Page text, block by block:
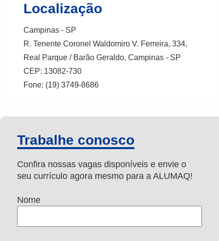
Localização
Campinas - SP
R. Tenente Coronel Waldomiro V. Ferreira, 334,
Real Parque / Barão Geraldo, Campinas - SP
CEP: 13082-730
Fone: (19) 3749-8686
Trabalhe conosco
Confira nossas vagas disponíveis e envie o
seu currículo agora mesmo para a ALUMAQ!
Nome